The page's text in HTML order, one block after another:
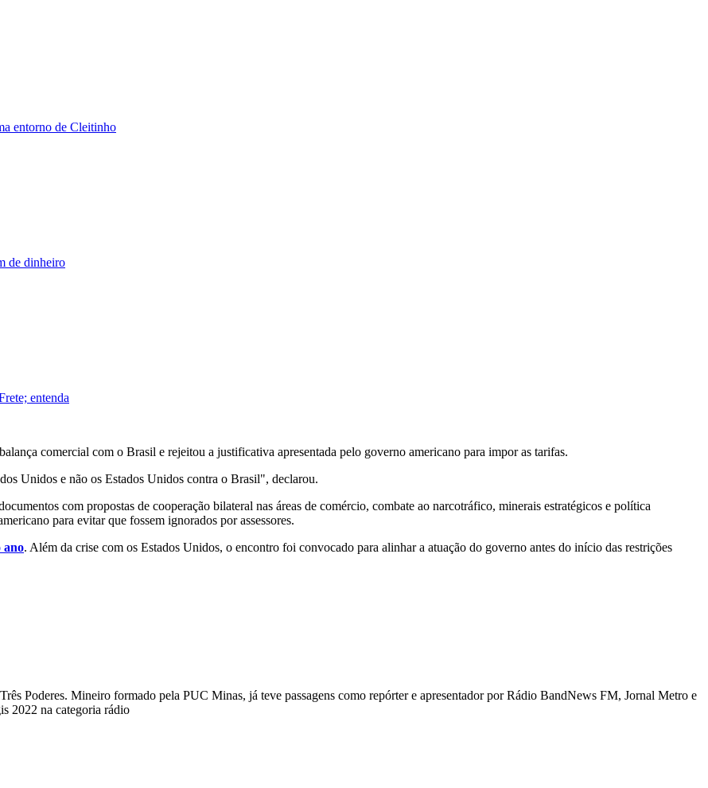
entorno de Cleitinho
de dinheiro
entenda
comercial com o Brasil e rejeitou a justificativa apresentada pelo governo americano para impor as tarifas.
Unidos e não os Estados Unidos contra o Brasil", declarou.
com propostas de cooperação bilateral nas áreas de comércio, combate ao narcotráfico, minerais estratégicos e política
para evitar que fossem ignorados por assessores.
ano. Além da crise com os Estados Unidos, o encontro foi convocado para alinhar a atuação do governo antes do início das restrições
Poderes. Mineiro formado pela PUC Minas, já teve passagens como repórter e apresentador por Rádio BandNews FM, Jornal Metro e
2022 na categoria rádio